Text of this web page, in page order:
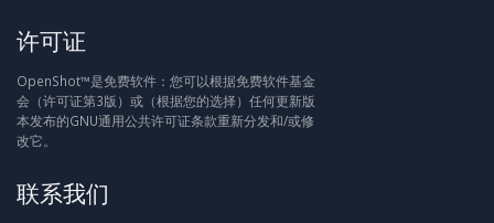
许可证
OpenShot™是免费软件：您可以根据免费软件基金
会（许可证第3版）或（根据您的选择）任何更新版
本发布的GNU通用公共许可证条款重新分发和/或修
改它。
联系我们